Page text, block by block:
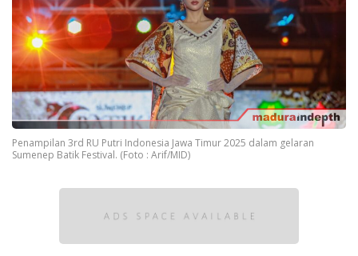
Penampilan 3rd RU Putri Indonesia Jawa Timur 2025 dalam gelaran
Sumenep Batik Festival. (Foto : Arif/MID)